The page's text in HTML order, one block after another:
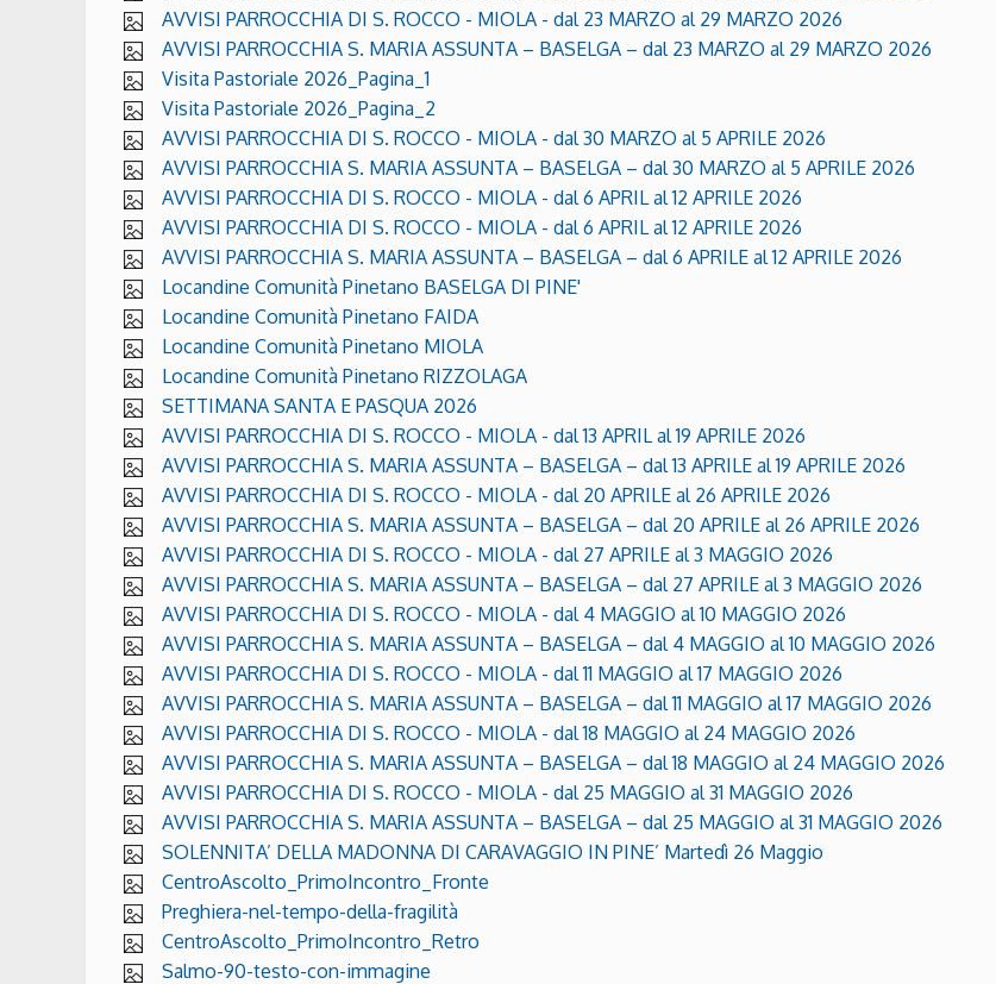
AVVISI PARROCCHIA DI S. ROCCO - MIOLA - dal 23 MARZO al 29 MARZO 2026
AVVISI PARROCCHIA S. MARIA ASSUNTA – BASELGA – dal 23 MARZO al 29 MARZO 2026
Visita Pastoriale 2026_Pagina_1
Visita Pastoriale 2026_Pagina_2
AVVISI PARROCCHIA DI S. ROCCO - MIOLA - dal 30 MARZO al 5 APRILE 2026
AVVISI PARROCCHIA S. MARIA ASSUNTA – BASELGA – dal 30 MARZO al 5 APRILE 2026
AVVISI PARROCCHIA DI S. ROCCO - MIOLA - dal 6 APRIL al 12 APRILE 2026
AVVISI PARROCCHIA DI S. ROCCO - MIOLA - dal 6 APRIL al 12 APRILE 2026
AVVISI PARROCCHIA S. MARIA ASSUNTA – BASELGA – dal 6 APRILE al 12 APRILE 2026
Locandine Comunità Pinetano BASELGA DI PINE'
Locandine Comunità Pinetano FAIDA
Locandine Comunità Pinetano MIOLA
Locandine Comunità Pinetano RIZZOLAGA
SETTIMANA SANTA E PASQUA 2026
AVVISI PARROCCHIA DI S. ROCCO - MIOLA - dal 13 APRIL al 19 APRILE 2026
AVVISI PARROCCHIA S. MARIA ASSUNTA – BASELGA – dal 13 APRILE al 19 APRILE 2026
AVVISI PARROCCHIA DI S. ROCCO - MIOLA - dal 20 APRILE al 26 APRILE 2026
AVVISI PARROCCHIA S. MARIA ASSUNTA – BASELGA – dal 20 APRILE al 26 APRILE 2026
AVVISI PARROCCHIA DI S. ROCCO - MIOLA - dal 27 APRILE al 3 MAGGIO 2026
AVVISI PARROCCHIA S. MARIA ASSUNTA – BASELGA – dal 27 APRILE al 3 MAGGIO 2026
AVVISI PARROCCHIA DI S. ROCCO - MIOLA - dal 4 MAGGIO al 10 MAGGIO 2026
AVVISI PARROCCHIA S. MARIA ASSUNTA – BASELGA – dal 4 MAGGIO al 10 MAGGIO 2026
AVVISI PARROCCHIA DI S. ROCCO - MIOLA - dal 11 MAGGIO al 17 MAGGIO 2026
AVVISI PARROCCHIA S. MARIA ASSUNTA – BASELGA – dal 11 MAGGIO al 17 MAGGIO 2026
AVVISI PARROCCHIA DI S. ROCCO - MIOLA - dal 18 MAGGIO al 24 MAGGIO 2026
AVVISI PARROCCHIA S. MARIA ASSUNTA – BASELGA – dal 18 MAGGIO al 24 MAGGIO 2026
AVVISI PARROCCHIA DI S. ROCCO - MIOLA - dal 25 MAGGIO al 31 MAGGIO 2026
AVVISI PARROCCHIA S. MARIA ASSUNTA – BASELGA – dal 25 MAGGIO al 31 MAGGIO 2026
SOLENNITA’ DELLA MADONNA DI CARAVAGGIO IN PINE’ Martedì 26 Maggio
CentroAscolto_PrimoIncontro_Fronte
Preghiera-nel-tempo-della-fragilità
CentroAscolto_PrimoIncontro_Retro
Salmo-90-testo-con-immagine